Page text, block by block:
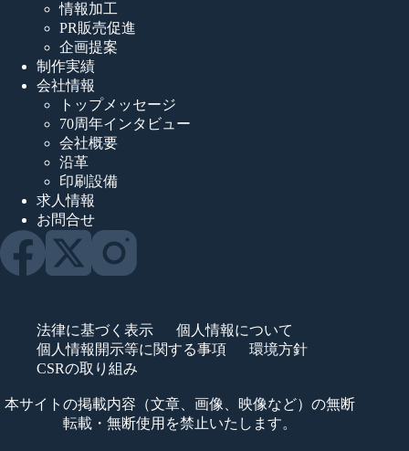
情報加工
PR販売促進
企画提案
制作実績
会社情報
トップメッセージ
70周年インタビュー
会社概要
沿革
印刷設備
求人情報
お問合せ
法律に基づく表示
個人情報について
個人情報開示等に関する事項
環境方針
CSRの取り組み
本サイトの掲載内容（文章、画像、映像など）の無断
転載・無断使用を禁止いたします。